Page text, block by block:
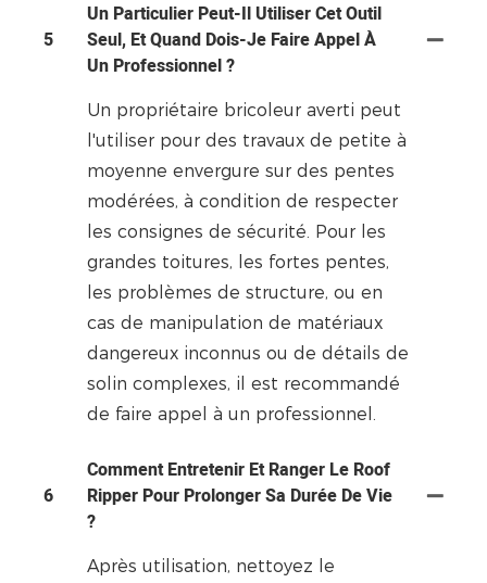
5
Un Particulier Peut-Il Utiliser Cet Outil
Seul, Et Quand Dois-Je Faire Appel À
Un Professionnel ?
Un propriétaire bricoleur averti peut
l'utiliser pour des travaux de petite à
moyenne envergure sur des pentes
modérées, à condition de respecter
les consignes de sécurité. Pour les
grandes toitures, les fortes pentes,
les problèmes de structure, ou en
cas de manipulation de matériaux
dangereux inconnus ou de détails de
solin complexes, il est recommandé
de faire appel à un professionnel.
6
Comment Entretenir Et Ranger Le Roof
Ripper Pour Prolonger Sa Durée De Vie
?
Après utilisation, nettoyez le